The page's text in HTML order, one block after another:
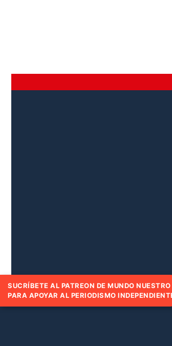
SUCRÍBETE AL PATREON DE MUNDO NUESTRO
PARA APOYAR AL PERIODISMO